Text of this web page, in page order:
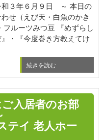
年６月９日 ～ 本日の
せ（えび天・白魚のかき
ルーツみつ豆 『めずらし
・『今度巻き方教えてけ
続きを読む
入居者のお部
テイ 老人ホー